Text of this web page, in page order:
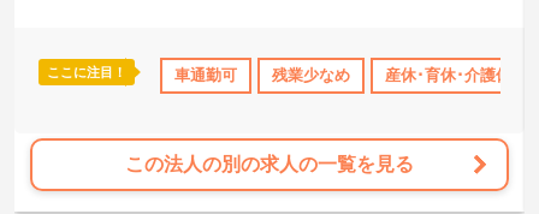
産休･育休･介護休暇取得実績あり 社会保険完備 交通費支給
ここに注目！ 車通勤可 残業少なめ 産休･育休･介護休暇
この法人の別の求人の一覧を見る